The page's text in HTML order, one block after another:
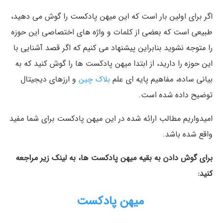
اگر برای اولین بار است که این میهن پادکست را گوش می دهید،
طبیعی است که بعضی از کلمات و واژه های اختصاصی این حوزه
را متوجه نشوید بنابراین پیشنهاد می کنیم که اگر قصد آشنایی با
این حوزه را دارید، از ابتدا میهن پادکست ها را گوش کنید که به
بیانی ساده، مفاهیم پایه ای علم بلاک چین و ارزهای دیجیتال
توضیح داده شده است.
امیدواریم مطالب ارائه شده در این میهن پادکست برای شما مفید
واقع شده باشد.
برای گوش دادن به بقیه میهن پادکست ها، به لینک زیر مراجعه
کنید:
میهن پادکست